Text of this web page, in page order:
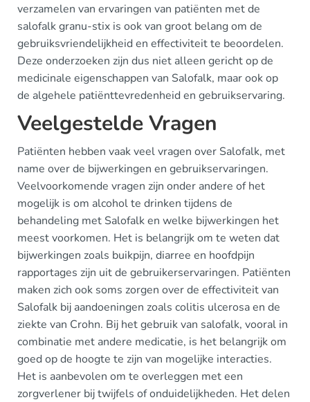
verzamelen van ervaringen van patiënten met de
salofalk granu-stix is ook van groot belang om de
gebruiksvriendelijkheid en effectiviteit te beoordelen.
Deze onderzoeken zijn dus niet alleen gericht op de
medicinale eigenschappen van Salofalk, maar ook op
de algehele patiënttevredenheid en gebruikservaring.
Veelgestelde Vragen
Patiënten hebben vaak veel vragen over Salofalk, met
name over de bijwerkingen en gebruikservaringen.
Veelvoorkomende vragen zijn onder andere of het
mogelijk is om alcohol te drinken tijdens de
behandeling met Salofalk en welke bijwerkingen het
meest voorkomen. Het is belangrijk om te weten dat
bijwerkingen zoals buikpijn, diarree en hoofdpijn
rapportages zijn uit de gebruikerservaringen. Patiënten
maken zich ook soms zorgen over de effectiviteit van
Salofalk bij aandoeningen zoals colitis ulcerosa en de
ziekte van Crohn. Bij het gebruik van salofalk, vooral in
combinatie met andere medicatie, is het belangrijk om
goed op de hoogte te zijn van mogelijke interacties.
Het is aanbevolen om te overleggen met een
zorgverlener bij twijfels of onduidelijkheden. Het delen